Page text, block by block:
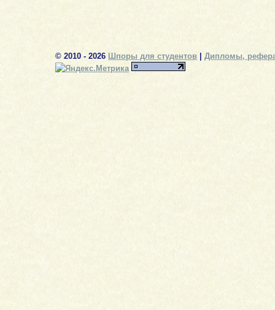
© 2010 - 2026 Шпоры для студентов Дипломы,